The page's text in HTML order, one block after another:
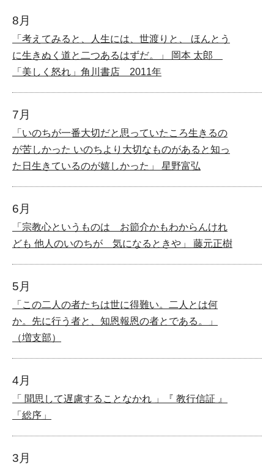
8月
「考えてみると、人生には、世渡りと、 ほんとう
に生きぬく道と二つあるはずだ。」 岡本 太郎
「美しく怒れ」角川書店 2011年
7月
「いのちが一番大切だと思っていたころ生きるの
が苦しかった いのちより大切なものがあると知っ
た日生きているのが嬉しかった」 星野富弘
6月
「宗教心というものは お節介かもわからんけれ
ども 他人のいのちが 気になるときや」 藤元正樹
5月
「この二人の者たちは世に得難い。二人とは何
か。先に行う者と、知恩報恩の者とである。」
（増支部）
4月
「 聞思して遅慮することなかれ 」『 教行信証 』
「総序」
3月